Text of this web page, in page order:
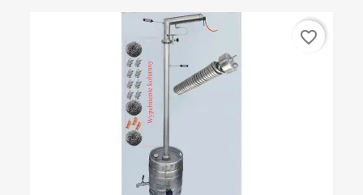
favorite_border